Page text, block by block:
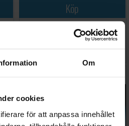
Om
cookies
för att anpassa innehållet
Köp